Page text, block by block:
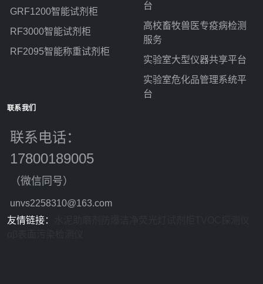
GRF1200智能试剂柜
RF3000智能试剂柜
RF2095智能称重试剂柜
台
高校畜牧兽医专疫病检测
服务
实验室大型仪器共享平台
实验室危化品管理系统平
台
联系我们
联系电话：
17800189005
（微信同号）
unvs2258310@163.com
友情链接：